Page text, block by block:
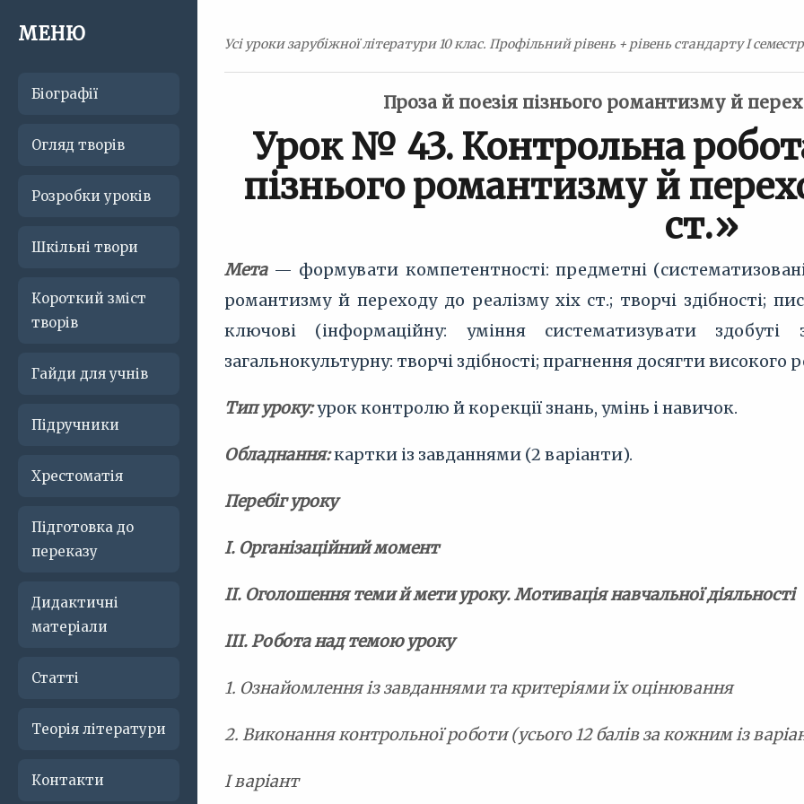
МЕНЮ
Біографії
Огляд творів
Розробки уроків
Шкільні твори
Короткий зміст
творів
Гайди для учнів
Підручники
Хрестоматія
Підготовка до
переказу
Дидактичні
матеріали
Статті
Теорія літератури
Контакти
Усі уроки зарубіжної літератури 10 клас. Профільний рівень + рівень стандарту I
Проза й поезія пізнього романтизму й
Урок № 43. Контрольна
пізнього романтизму й
ст.»
Мета— формувати компетентності: предметні (систематизовані
романтизму й переходу до реалізму хіх ст.; творчі здібності;
ключові (інформаційну: уміння систематизувати
загальнокультурну: творчі здібності; прагнення досягти високого
Тип уроку:урок контролю й корекції знань, умінь і навичок.
Обладнання:картки із завданнями (2 варіанти).
Перебіг уроку
І. Організаційний момент
ІІ. Оголошення теми й мети уроку. Мотивація навчальної діяльності
IІІ. Робота над темою уроку
1. Ознайомлення із завданнями та критеріями їх оцінювання
2. Виконання контрольної роботи (усього 12 балів за кожним із
І варіант